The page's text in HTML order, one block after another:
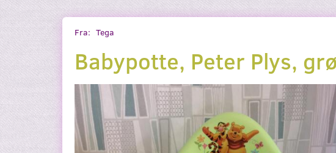
Fra: Tega
Babypotte, Peter Plys,